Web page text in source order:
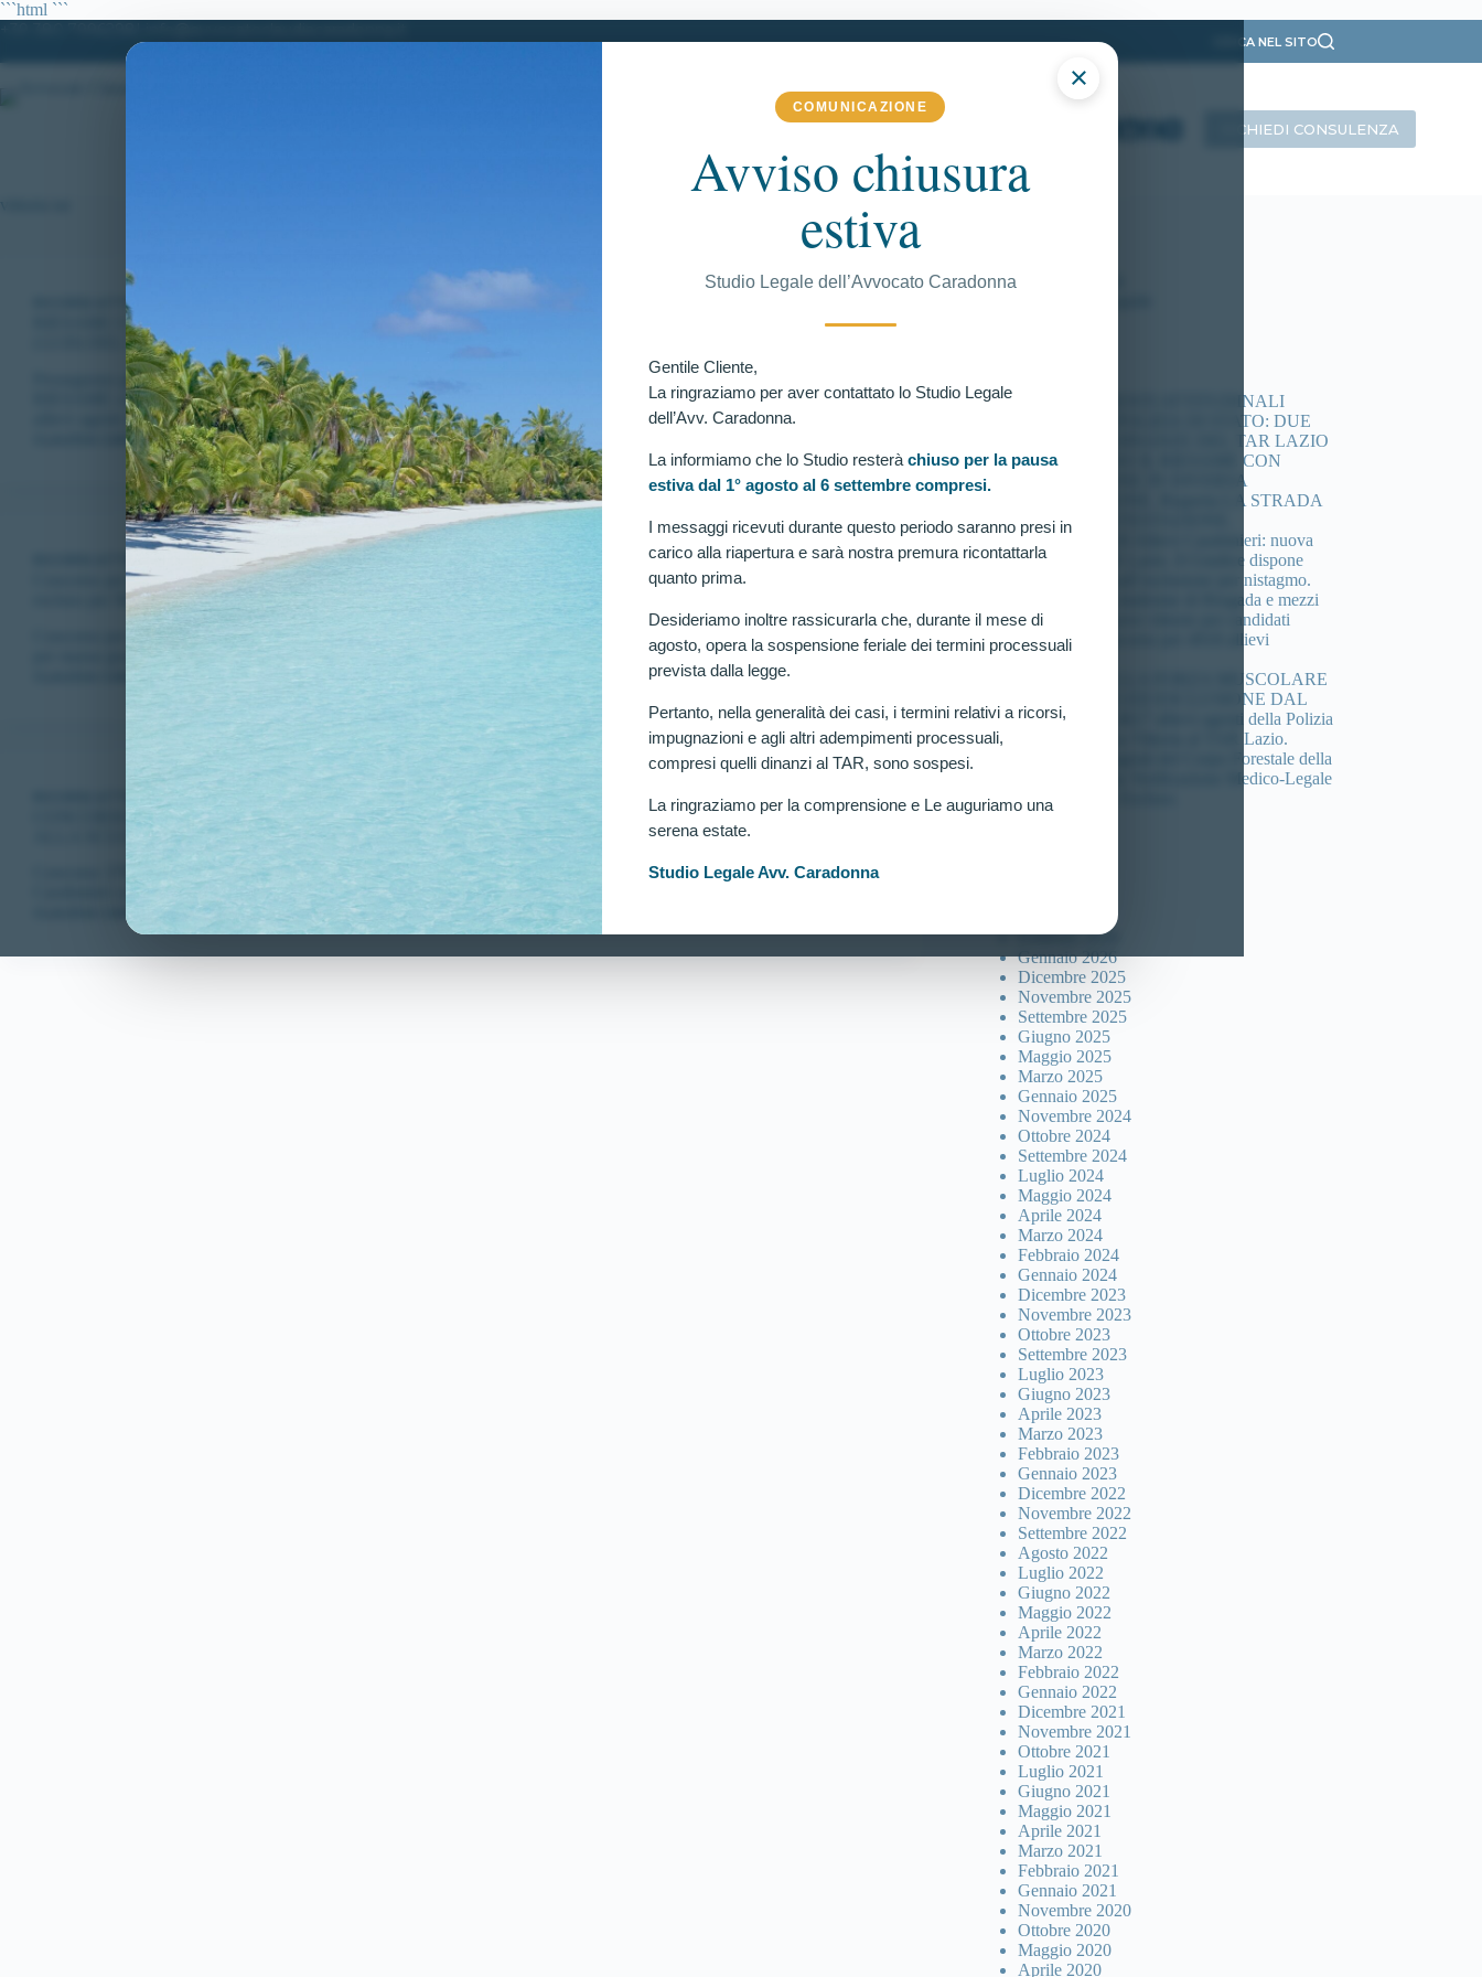
```html
×
COMUNICAZIONE
Avviso chiusura
estiva
Studio Legale dell’Avvocato Caradonna
Gentile Cliente,
La ringraziamo per aver contattato lo Studio Legale
dell’Avv. Caradonna.
La informiamo che lo Studio resterà chiuso per la pausa
estiva dal 1° agosto al 6 settembre compresi.
I messaggi ricevuti durante questo periodo saranno presi in
carico alla riapertura e sarà nostra premura ricontattarla
quanto prima.
Desideriamo inoltre rassicurarla che, durante il mese di
agosto, opera la sospensione feriale dei termini processuali
prevista dalla legge.
Pertanto, nella generalità dei casi, i termini relativi a ricorsi,
impugnazioni e agli altri adempimenti processuali,
compresi quelli dinanzi al TAR, sono sospesi.
La ringraziamo per la comprensione e Le auguriamo una
serena estate.
Studio Legale Avv. Caradonna
```
contenuto
CERCA NEL SITO
RICHIEDI CONSULENZA
RICORSI ATTIVI
RIESAME CON NUOVO COLLOQUIO PER CANDIDATO ESCLUSO AGLI ACCERTAMENTI ATTITUDINALI
(12/20) DEL CONCORSO PER 1650 ALLIEVI AGENTI DELLA POLIZIA DI STATO.
Proseguono gli accoglimenti dei ricorsi presentati dall’Avv. Claudia Caradonna: questa volta Il TAR Lazio ha disposto il
RIESAME con NUOVO COLLOQUIO di un candidato escluso agli accertamenti attitudinali del concorso per 1650
allievi agenti della Polizia di Stato per aver…
CLAUDIA CARADONNA FEBBRAIO 5, 2022
VITTORIE CONSEGUITE
Concorso per 13 tenenti in servizio permanente nel ruolo tecnico dell’Arma dei Carabinieri: Disposta verifica per ricorrente
escluso per MASSA GRASSA.
Concorso per 13 tenenti in servizio permanente nel ruolo tecnico dell’Arma dei Carabinieri. Riammesso ricorrente escluso
NOVEMBRE 2, 2020
CONCORSO 3700 ALLIEVI CARABINIERI: NUOVA VITTORIA DEFINITIVA AL TAR LAZIO! AMMESSO
ALLA SCUOLA ALLIEVI CARABINIERI CANDIDATO ESCLUSO PER MASSA GRASSA.
Concorso 3700 Allievi Carabinieri: ottenuta un’altra vittoria definitiva al Tar Lazio! Ammesso alla Scuola Allievi
Carabinieri candidato escluso per massa grassa!
CLAUDIA CARADONNA APRILE 27, 2020
ACCERTAMENTI ATTITUDINALI
CONCORSI POLIZIA DI STATO: DUE
NUOVE ORDINANZE DEL TAR LAZIO
DISPONGONO IL RIESAME CON
COMMISSIONE IN DIVERSA
COMPOSIZIONE. Riaperta LA STRADA
DELLA CONTESTAZIONE.
Concorso 4.918 Allievi Carabinieri: nuova
vittoria al TAR Lazio. Il Giudice dispone
verificazione sull’esclusione per nistagmo.
Cheratocono, sindrome di Brugada e mezzi
di sintesi: 3 nuove vittorie per candidati
esclusi dal concorso per 4918 allievi
DEFICIT DELLA FORZA MUSCOLARE
(HANDGRIP) ED ESCLUSIONE DAL
Concorso per 4617 allievi agenti della Polizia
di Stato: Nuova Vittoria al TAR Lazio.
Concorso 46 agenti del Corpo Forestale della
sicilia: Ottenuta Verificazione Medico-Legale
per Candidato Escluso.
Febbraio 2026
Gennaio 2026
Dicembre 2025
Novembre 2025
Settembre 2025
Giugno 2025
Maggio 2025
Marzo 2025
Gennaio 2025
Novembre 2024
Ottobre 2024
Settembre 2024
Luglio 2024
Maggio 2024
Aprile 2024
Marzo 2024
Febbraio 2024
Gennaio 2024
Dicembre 2023
Novembre 2023
Ottobre 2023
Settembre 2023
Luglio 2023
Giugno 2023
Aprile 2023
Marzo 2023
Febbraio 2023
Gennaio 2023
Dicembre 2022
Novembre 2022
Settembre 2022
Agosto 2022
Luglio 2022
Giugno 2022
Maggio 2022
Aprile 2022
Marzo 2022
Febbraio 2022
Gennaio 2022
Dicembre 2021
Novembre 2021
Ottobre 2021
Luglio 2021
Giugno 2021
Maggio 2021
Aprile 2021
Marzo 2021
Febbraio 2021
Gennaio 2021
Novembre 2020
Ottobre 2020
Maggio 2020
Aprile 2020